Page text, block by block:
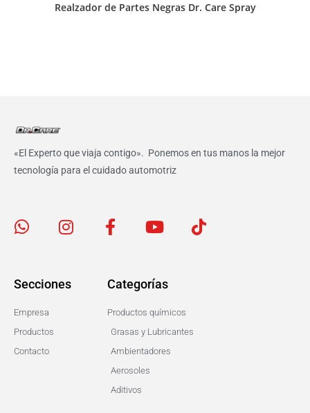
Realzador de Partes Negras Dr. Care Spray
«El Experto que viaja contigo». Ponemos en tus manos la mejor
tecnología para el cuidado automotriz
Secciones
Empresa
Productos
Contacto
Categorías
Productos químicos
Grasas y Lubricantes
Ambientadores
Aerosoles
Aditivos